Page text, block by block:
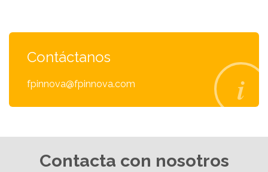
Contáctanos
fpinnova@fpinnova.com
Contacta con nosotros